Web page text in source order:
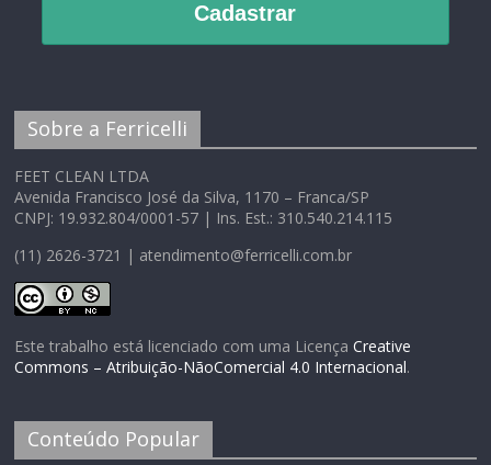
Cadastrar
Sobre a Ferricelli
FEET CLEAN LTDA
Avenida Francisco José da Silva, 1170 – Franca/SP
CNPJ: 19.932.804/0001-57 | Ins. Est.: 310.540.214.115
(11) 2626-3721 | atendimento@ferricelli.com.br
Este trabalho está licenciado com uma LicençaCreative
Commons – Atribuição-NãoComercial 4.0 Internacional.
Conteúdo Popular